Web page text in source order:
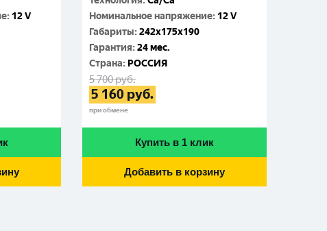
: 12 V
Номинальное напряжение: 12 V
Габариты:242x175x190
Гарантия:24 мес.
Cтрана: РОССИЯ
5 700руб.
5 160 руб.
при обмене
Купить в 1 клик
Добавить в корзину